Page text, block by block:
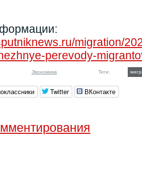
migration/
perevody-
Экономика Теги:
Twitter ВКонтакте